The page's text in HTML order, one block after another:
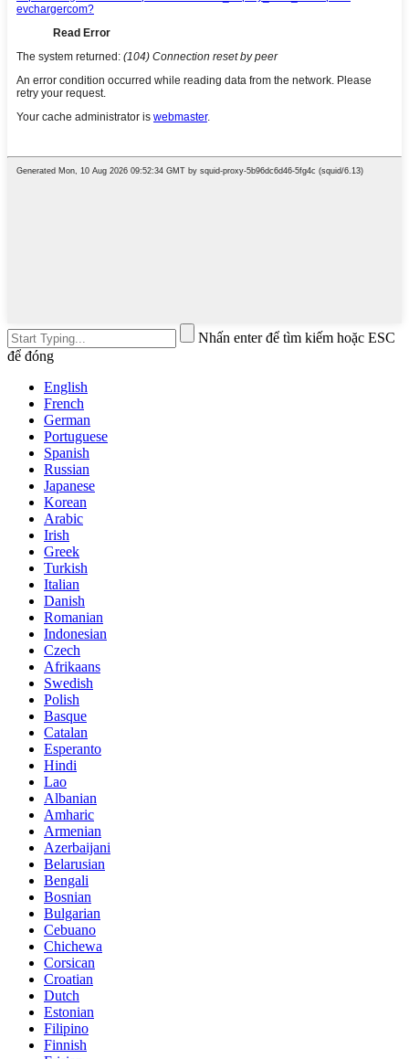
Nhấn enter để tìm kiếm hoặc ESC
để đóng
English
French
German
Portuguese
Spanish
Russian
Japanese
Korean
Arabic
Irish
Greek
Turkish
Italian
Danish
Romanian
Indonesian
Czech
Afrikaans
Swedish
Polish
Basque
Catalan
Esperanto
Hindi
Lao
Albanian
Amharic
Armenian
Azerbaijani
Belarusian
Bengali
Bosnian
Bulgarian
Cebuano
Chichewa
Corsican
Croatian
Dutch
Estonian
Filipino
Finnish